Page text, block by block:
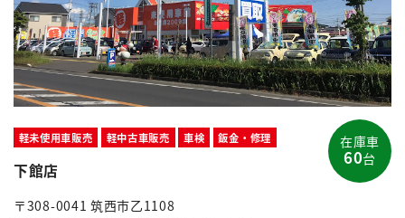
軽未使用車販売 軽中古車販売 車検 鈑金・修理
下館店
〒308-0041 筑西市乙1108
在庫車
60台